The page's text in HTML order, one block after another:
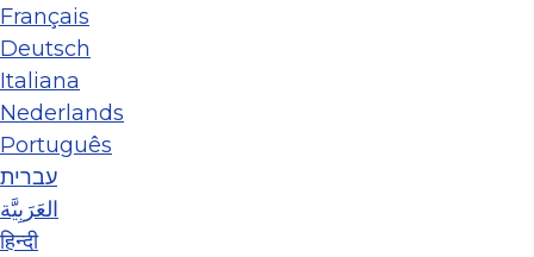
Français
Deutsch
Italiana
Nederlands
Português
עברית
العَرَبِيَّة
हिन्दी